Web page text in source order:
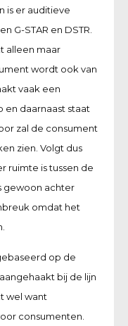
is er auditieve
G-STAR en DSTR.
alleen maar
wordt ook van
vaak een
en daarnaast staat
zal de consument
zien. Volgt dus
ruimte is tussen de
gewoon achter
omdat het
op de
bij de lijn
wel want
consumenten.